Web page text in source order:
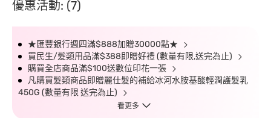
優惠活動: (7)
★匯豐銀行週四滿$888加贈30000點★
買民生/髮類用品滿$388即贈好禮 (數量有限,送完為止)
購買全店商品滿$100送數位印花一張
凡購買髮類商品即贈麗仕髮的補給冰河水胺基酸輕潤護髮乳
450G (數量有限 送完為止)
看更多